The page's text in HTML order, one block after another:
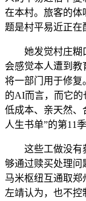
在本村。旅客的体
题是村平易近正在
她发觉村庄糊口
会感觉本人遭到教
将一部门用于修复
的AI而言，而它的
低成本、亲天然、
人生书单”的第11
这些工做没有获
够通过赎买处理问
马米枢纽互通取郑
左靖认为，也不控